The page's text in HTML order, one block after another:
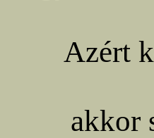
Azért
akkor